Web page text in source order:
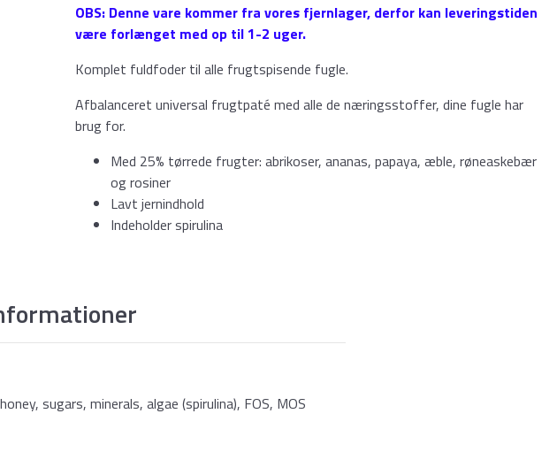
OBS: Denne vare kommer fra vores fjernlager, derfor kan leveringstiden
være forlænget med op til 1-2 uger.
Komplet fuldfoder til alle frugtspisende fugle.
Afbalanceret universal frugtpaté med alle de næringsstoffer, dine fugle har
brug for.
Med 25% tørrede frugter: abrikoser, ananas, papaya, æble, røneaskebær
og rosiner
Lavt jernindhold
Indeholder spirulina
sugars, minerals, algae (spirulina), FOS, MOS